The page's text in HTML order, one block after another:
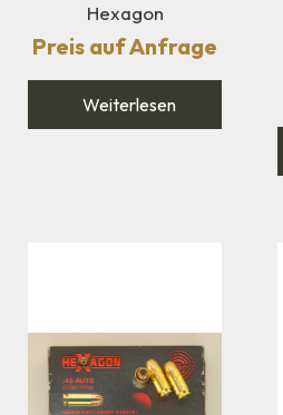
Hexagon
Preis auf Anfrage
Weiterlesen